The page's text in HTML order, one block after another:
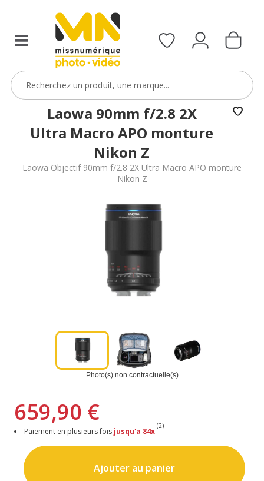
le
ObjectifFiltre5
VOIR L'OFFRE
Laowa 90mm f/2.8 2X
Ultra Macro APO monture
Nikon Z
Laowa Objectif 90mm f/2.8 2X Ultra Macro APO monture
Nikon Z
Photo(s) non contractuelle(s)
659,90 €
Paiement en plusieurs fois jusqu'a 84x
(2)
Ajouter au panier